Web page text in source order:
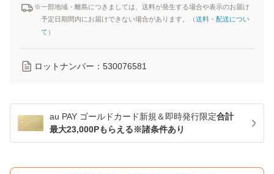
※一部地域・離島につきましては、送料が発生する場合や表示のお届け
予定日期間内にお届けできない場合があります。（送料・配送につい
て ）
ロットナンバー： 530076581
au PAY ゴールドカード新規＆即時発行限定合計
最大23,000Pもらえる※諸条件あり